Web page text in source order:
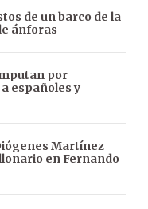
de un barco de la
ánforas
por
españoles y
Martínez
en Fernando